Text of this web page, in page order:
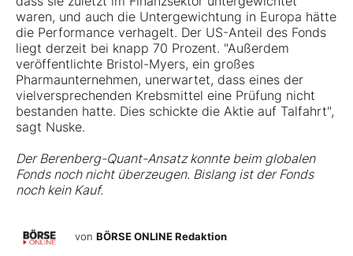
waren, und auch die Untergewichtung in Europa hätte
die Performance verhagelt. Der US-Anteil des Fonds
liegt derzeit bei knapp 70 Prozent. "Außerdem
veröffentlichte Bristol-Myers, ein großes
Pharmaunternehmen, unerwartet, dass eines der
vielversprechenden Krebsmittel eine Prüfung nicht
bestanden hatte. Dies schickte die Aktie auf Talfahrt",
sagt Nuske.
Der Berenberg-Quant-Ansatz konnte beim globalen
Fonds noch nicht überzeugen. Bislang ist der Fonds
noch kein Kauf.
von BÖRSE ONLINE Redaktion